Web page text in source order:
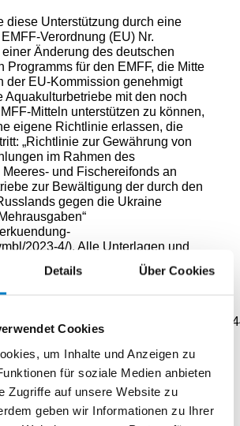
Details Über Cookies
Cookies
um Inhalte und Anzeigen zu
für soziale Medien anbieten
Zugriffe auf unsere Website zu
geben wir Informationen zu Ihrer
diese Unterstützung durch eine
Verordnung (EU) Nr.
Änderung des deutschen
Programms für den EMFF, die Mitte
der EU-Kommission genehmigt
Aquakulturbetriebe mit den noch
Mitteln unterstützen zu können,
eigene Richtlinie erlassen, die
„Richtlinie zur Gewährung von
im Rahmen des
und Fischereifonds an
zur Bewältigung der durch den
gegen die Ukraine
2023-4/). Alle Unterlagen und
zur Antragstellung
des StMELF unter
und Fischereifonds (EMFF
agrarpolitik/foerderung/
Die Anträge müssen spätestens bis
bei der EMFF-
eingereicht werden
Programm in anderen